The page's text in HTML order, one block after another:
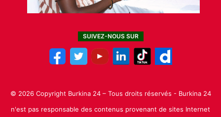
SUIVEZ-NOUS SUR
© 2026 Copyright Burkina 24 – Tous droits réservés - Burkina 24
n'est pas responsable des contenus provenant de sites Internet